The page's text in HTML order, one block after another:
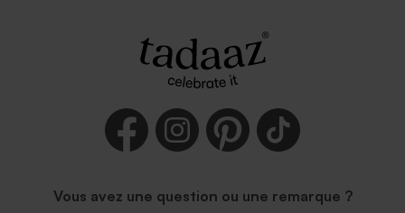
Vous avez une question ou une remarque ?